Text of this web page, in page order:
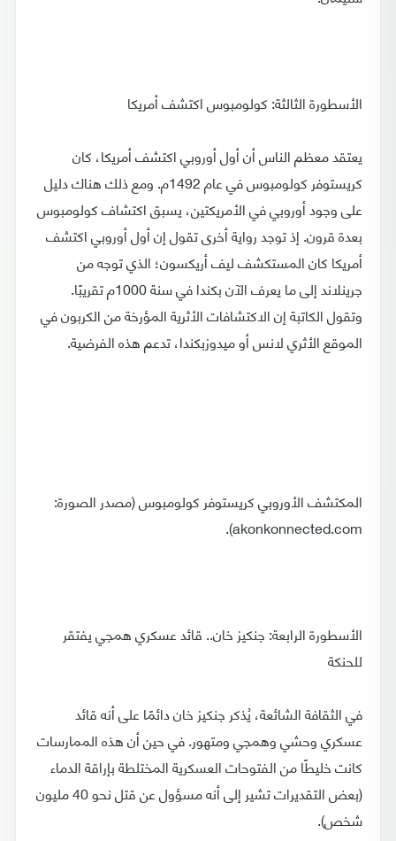
الأسطورة الثالثة: كولومبوس اكتشف أمريكا
يعتقد معظم الناس أن أول أوروبي اكتشف أمريكا، كان
كريستوفر كولومبوس في عام 1492م. ومع ذلك هناك دليل
على وجود أوروبي في الأمريكتين، يسبق اكتشاف كولومبوس
بعدة قرون. إذ توجد رواية أخرى تقول إن أول أوروبي اكتشف
أمريكا كان المستكشف ليف أريكسون؛ الذي توجه من
جرينلاند إلى ما يعرف الآن بكندا في سنة 1000م تقريبًا.
وتقول الكاتبة إن الاكتشافات الأثرية المؤرخة من الكربون في
الموقع الأثري لانس أو ميدوزبكندا، تدعم هذه الفرضية.
المكتشف الأوروبي كريستوفر كولومبوس (مصدر الصورة:
akonkonnected.com).
الأسطورة الرابعة: جنكيز خان.. قائد عسكري همجي يفتقر
للحنكة
في الثقافة الشائعة، يُذكر جنكيز خان دائمًا على أنه قائد
عسكري وحشي وهمجي ومتهور. في حين أن هذه الممارسات
كانت خليطًا من الفتوحات العسكرية المختلطة بإراقة الدماء
(بعض التقديرات تشير إلى أنه مسؤول عن قتل نحو 40 مليون
شخص).